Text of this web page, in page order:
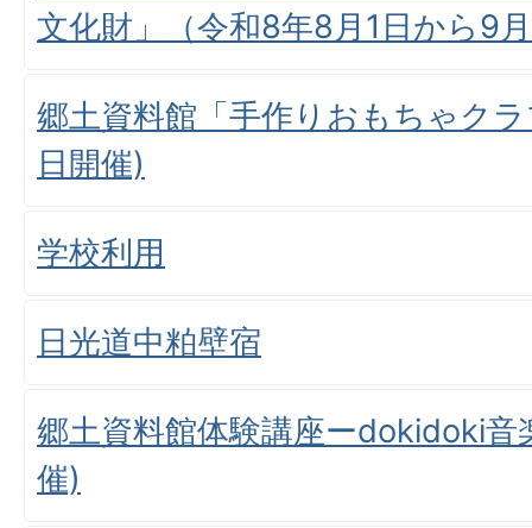
文化財」（令和8年8月1日から9
郷土資料館「手作りおもちゃク
日開催)
学校利用
日光道中粕壁宿
郷土資料館体験講座ーdokidoki
催)